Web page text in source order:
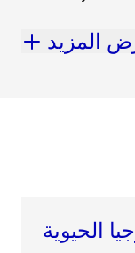
المزيد
الحيوية